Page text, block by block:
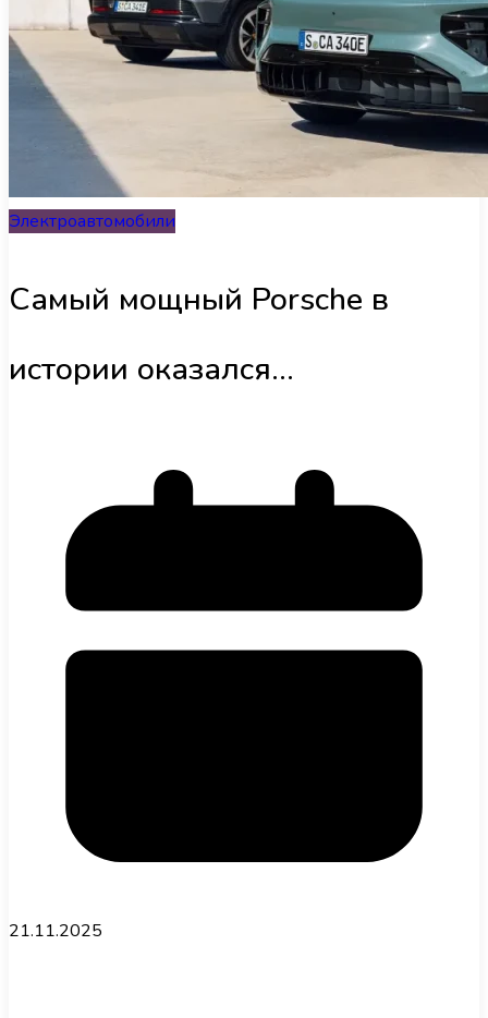
Концепт-кары
Советы и лайфхаки
Інфраструктура
Обзоры
Электроавтомобили
Самый мощный Porsche в
истории оказался
новый Cayenne EV
21.11.2025